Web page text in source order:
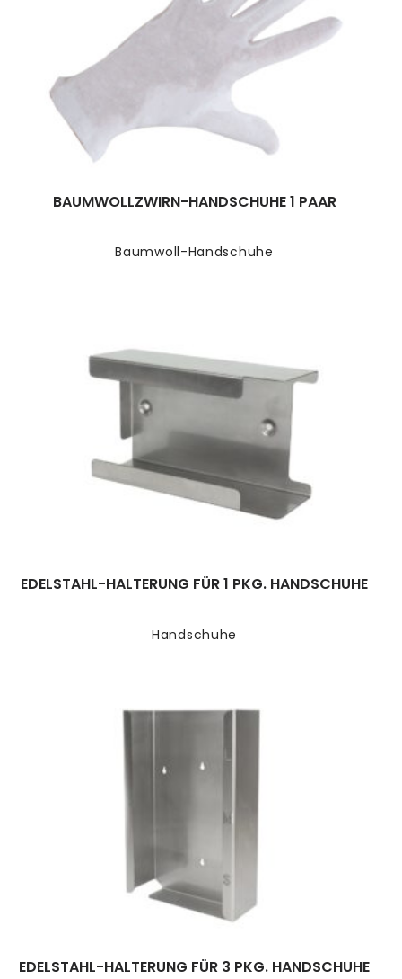
Baumwoll-Handschuhe
BAUMWOLLZWIRN-HANDSCHUHE 1 PAAR
Handschuhe
EDELSTAHL-HALTERUNG FÜR 1 PKG. HANDSCHUHE
EDELSTAHL-HALTERUNG FÜR 3 PKG. HANDSCHUHE